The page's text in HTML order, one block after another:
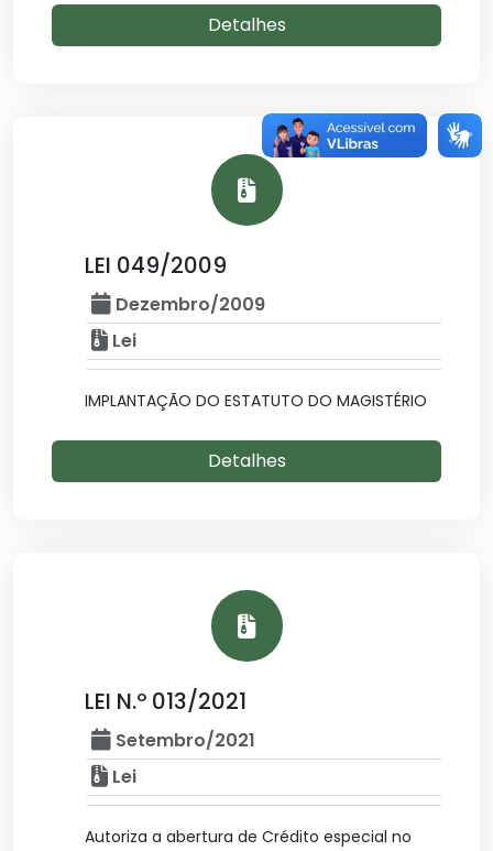
Detalhes
LEI 049/2009
Dezembro/2009
Lei
IMPLANTAÇÃO DO ESTATUTO DO MAGISTÉRIO
Detalhes
LEI N.º 013/2021
Setembro/2021
Lei
Autoriza a abertura de Crédito especial no